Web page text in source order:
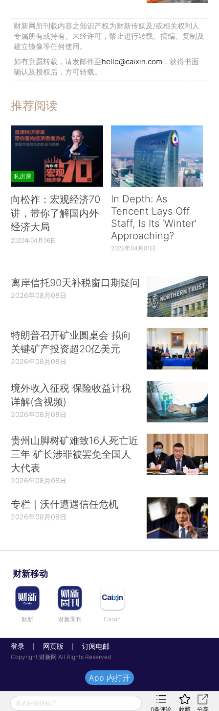
财新网所刊载内容之知识产权为财新传媒及/或相关权利人
专属所有或持有。未经许可，禁止进行转载、摘编、复制及
建立镜像等任何使用。
如有意愿转载，请发邮件至hello@caixin.com ，获得书面
确认及授权后，方可转载。
推荐阅读
私房课
向松祚：宏观经济70
讲，带你了解国内外
经济大局
2022年04月06日
In Depth: As
Tencent Lays Off
Staff, Is Its ‘Winter’
Approaching?
2022年04月01日
离岸信托90天补税窗口期疑问
2026年08月08日
特朗普召开矿业圆桌会 拟向
关键矿产投资超20亿美元
2026年08月08日
境外收入征税 保险收益计税
详解(含视频)
2026年08月08日
贵州山脚树矿难致16人死亡近
三年 矿长涉罪被罢免全国人
大代表
2026年08月08日
专栏｜沃什遭遇信任危机
2026年08月08日
财新移动
财新 财新周刊 Caixin
登录 网页版 订阅电邮
Copyright 财新网 All Rights Reserved
发表评论得积分
0条评论 收藏 分享
App 内打开